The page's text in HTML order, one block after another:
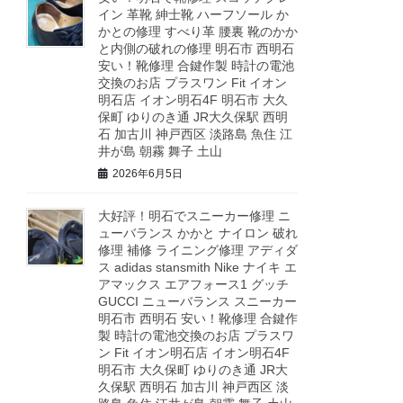
イン 革靴 紳士靴 ハーフソール か
かとの修理 すべり革 腰裏 靴のかか
と内側の破れの修理 明石市 西明石
安い！靴修理 合鍵作製 時計の電池
交換のお店 プラスワン Fit イオン
明石店 イオン明石4F 明石市 大久
保町 ゆりのき通 JR大久保駅 西明
石 加古川 神戸西区 淡路島 魚住 江
井が島 朝霧 舞子 土山
2026年6月5日
大好評！明石でスニーカー修理 ニ
ューバランス かかと ナイロン 破れ
修理 補修 ライニング修理 アディダ
ス adidas stansmith Nike ナイキ エ
アマックス エアフォース1 グッチ
GUCCI ニューバランス スニーカー
明石市 西明石 安い！靴修理 合鍵作
製 時計の電池交換のお店 プラスワ
ン Fit イオン明石店 イオン明石4F
明石市 大久保町 ゆりのき通 JR大
久保駅 西明石 加古川 神戸西区 淡